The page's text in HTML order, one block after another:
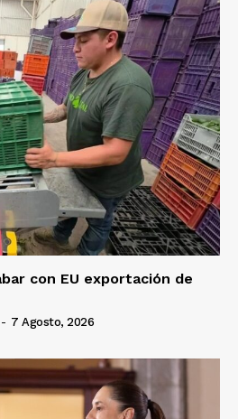
con EU exportación de
- 7 Agosto, 2026